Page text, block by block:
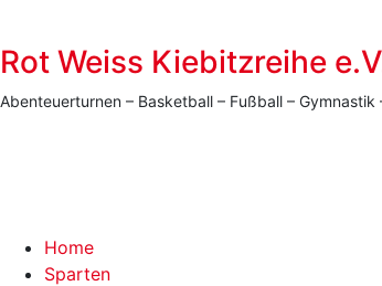
Rot Weiss Kiebitzreihe
Abenteuerturnen – Basketball – Fußball –
Menü
Home
Sparten